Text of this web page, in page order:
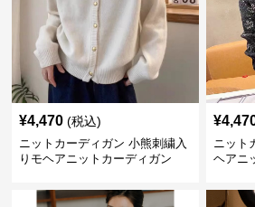
¥4,470 (税込)
ニットカーディガン 小熊刺繍入
りモヘアニットカーディガン
¥
ニット
ヘアニ